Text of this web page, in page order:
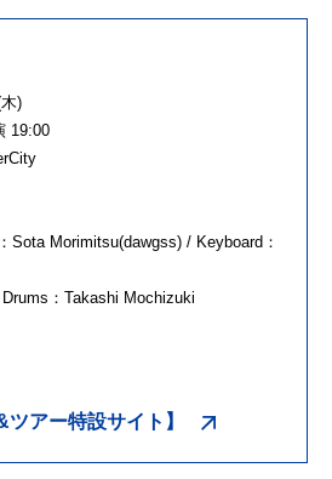
)
19:00
Sota Morimitsu(dawgss) / Keyboard：
：Takashi Mochizuki
ツアー特設サイト】